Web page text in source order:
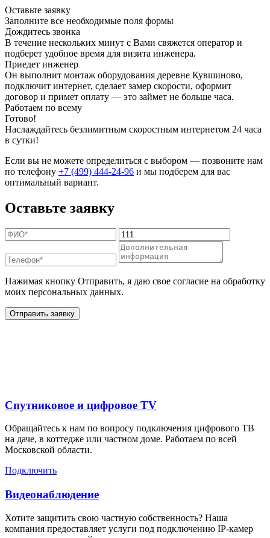
Оставьте заявку
Заполните все необходимые поля формы
Дождитесь звонка
В течение нескольких минут с Вами свяжется оператор и
подберет удобное время для визита инженера.
Приедет инженер
Он выполнит монтаж оборудования деревне Кувшиново,
подключит интернет, сделает замер скорости, оформит
договор и примет оплату — это займет не больше часа.
Работаем по всему
Готово!
Наслаждайтесь безлимитным скоростным интернетом 24 часа
в сутки!
Если вы не можете определиться с выбором — позвоните нам
по телефону +7 (499) 444-24-96 и мы подберем для вас
оптимальный вариант.
Оставьте заявку
Нажимая кнопку Отправить, я даю свое согласие на обработку
моих персональных данных.
Отправить заявку
Спутниковое и цифровое TV
Обращайтесь к нам по вопросу подключения цифрового ТВ
на даче, в коттедже или частном доме. Работаем по всей
Московской области.
Подключить
Видеонаблюдение
Хотите защитить свою частную собственность? Наша
компания предоставляет услуги под подключению IP-камер